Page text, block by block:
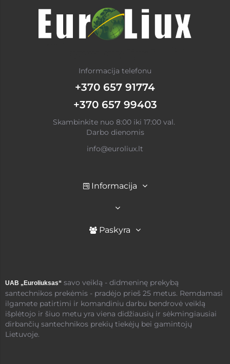
Informacija telefonu
+370 657 91774
+370 657 99403
Skambinkite nuo 8:00 iki 17:00 val.
Darbo dienomis
info@euroliux.lt
Informacija
Paskyra
UAB „Euroliuksas“ savo veiklą - didmeninę prekybą
santechnikos prekėmis - pradėjo prieš 25 metus. Remdamasi
ilgamete patirtimi ir komandiniu darbu bendrovė veiklą
išplėtojo ir šiuo metu yra viena didžiausių ir sėkmingiausiai
dirbančių santechnikos prekių tiekėjų bei gamintojų
Lietuvoje.